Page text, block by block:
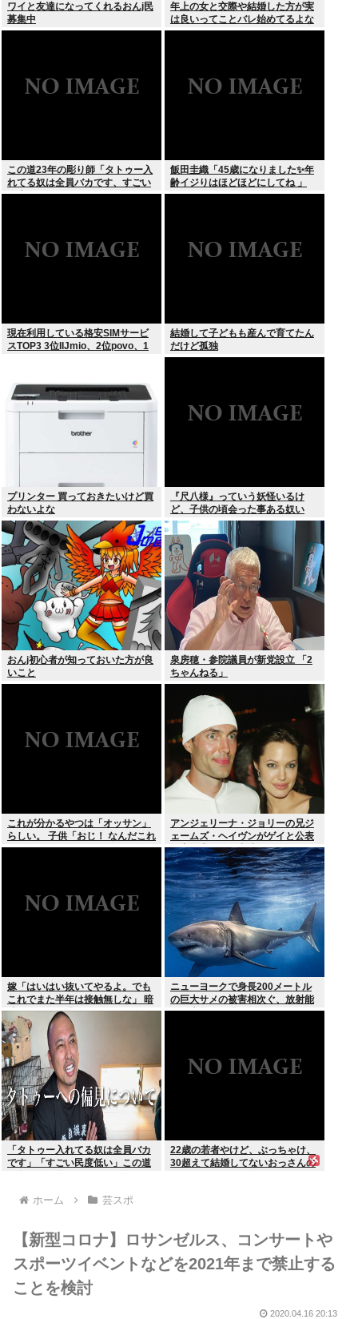
ワイと友達になってくれるおんj民
募集中
年上の女と交際や結婚した方が実
は良いってことバレ始めてるよな
この道23年の彫り師「タトゥー入
れてる奴は全員バカです、すごい
民度低い」
飯田圭織「45歳になりました✨年
齢イジりはほどほどにしてね 」
現在利用している格安SIMサービ
スTOP3 3位IIJmio、2位povo、1
結婚して子どもも産んで育てたん
だけど孤独
プリンター 買っておきたいけど買
わないよな
『尺八様』っていう妖怪いるけ
ど、子供の頃会った事ある奴い
る？？
おんj初心者が知っておいた方が良
いこと
泉房穂・参院議員が新党設立 「2
ちゃんねる」
これが分かるやつは「オッサン」
らしい。 子供「おじ！ なんだこれ
は！」
アンジェリーナ・ジョリーの兄ジ
ェームズ・ヘイヴンがゲイと公表
元妻の生配信に出演しカミングア
ウト ヤフコメ「顔見ればわかる」
嫁「はいはい抜いてやるよ。でも
これでまた半年は接触無しな」 暗
黙のこれツラ過ぎるだろ
ニューヨークで身長200メートル
の巨大サメの被害相次ぐ、放射能
で巨大化した恐れ、Yahooニュー
「タトゥー入れてる奴は全員バカ
です」「すごい民度低い」この道
22歳の若者やけど、ぶっちゃけ、
30超えて結婚してないおっさんの
ホーム 芸スポ
【新型コロナ】ロサンゼルス、コンサートや
スポーツイベントなどを2021年まで禁止する
ことを検討
2020.04.16 20:13